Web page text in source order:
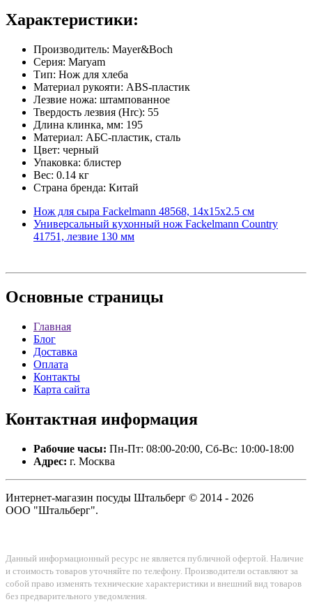
Характеристики:
Производитель: Mayer&Boch
Серия: Maryam
Тип: Нож для хлеба
Материал рукояти: ABS-пластик
Лезвие ножа: штампованное
Твердость лезвия (Hrc): 55
Длина клинка, мм: 195
Материал: АБС-пластик, сталь
Цвет: черный
Упаковка: блистер
Вес: 0.14 кг
Страна бренда: Китай
Нож для сыра Fackelmann 48568, 14х15х2.5 см
Универсальный кухонный нож Fackelmann Country
41751, лезвие 130 мм
Основные страницы
Главная
Блог
Доставка
Оплата
Контакты
Карта сайта
Контактная информация
Рабочие часы: Пн-Пт: 08:00-20:00, Сб-Вс: 10:00-18:00
Адрес: г. Москва
Интернет-магазин посуды Штальберг © 2014 - 2026
ООО "Штальберг".
Данный информационный ресурс не является публичной офертой. Наличие
и стоимость товаров уточняйте по телефону. Производители оставляют за
собой право изменять технические характеристики и внешний вид товаров
без предварительного уведомления.